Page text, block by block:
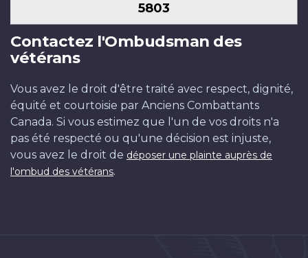
5803
Contactez l'Ombudsman des
vétérans
Vous avez le droit d'être traité avec respect, dignité,
équité et courtoisie par Anciens Combattants
Canada. Si vous estimez que l'un de vos droits n'a
pas été respecté ou qu'une décision est injuste,
vous avez le droit de déposer une plainte auprès de
l'ombud des vétérans.